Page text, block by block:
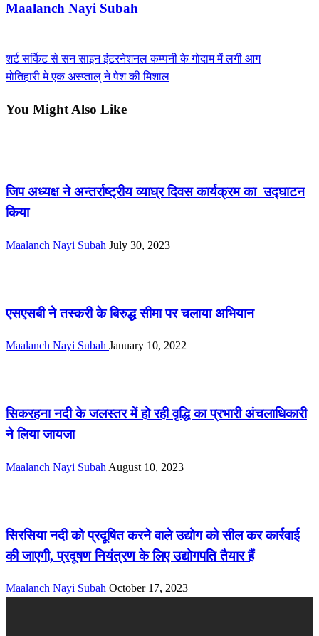
Maalanch Nayi Subah
Post
Previous
Post
शर्ट सर्किट से सन साइन इंटरनेशनल कम्पनी के गोदाम में लगी आग
Next
मोतिहारी मे एक अस्प्ताल् ने पेश की मिशाल
You Might Also Like
जिप अध्यक्ष ने अन्तर्राष्ट्रीय व्याघ्र दिवस कार्यक्रम का उद्घाटन
किया
Maalanch Nayi Subah July 30, 2023
एसएसबी ने तस्करी के बिरुद्ध सीमा पर चलाया अभियान
Maalanch Nayi Subah January 10, 2022
सिकरहना नदी के जलस्तर में हो रही वृद्धि का प्रभारी अंचलाधिकारी
ने लिया जायजा
Maalanch Nayi Subah August 10, 2023
सिरसिया नदी को प्रदूषित करने वाले उद्योग को सील कर कार्रवाई
की जाएगी, प्रदूषण नियंत्रण के लिए उद्योगपति तैयार हैं
Maalanch Nayi Subah October 17, 2023